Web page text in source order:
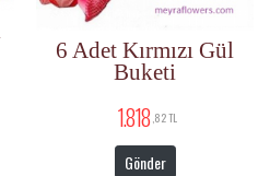
6 Adet Kırmızı Gül
Buketi
1.818 ,82 TL
Gönder